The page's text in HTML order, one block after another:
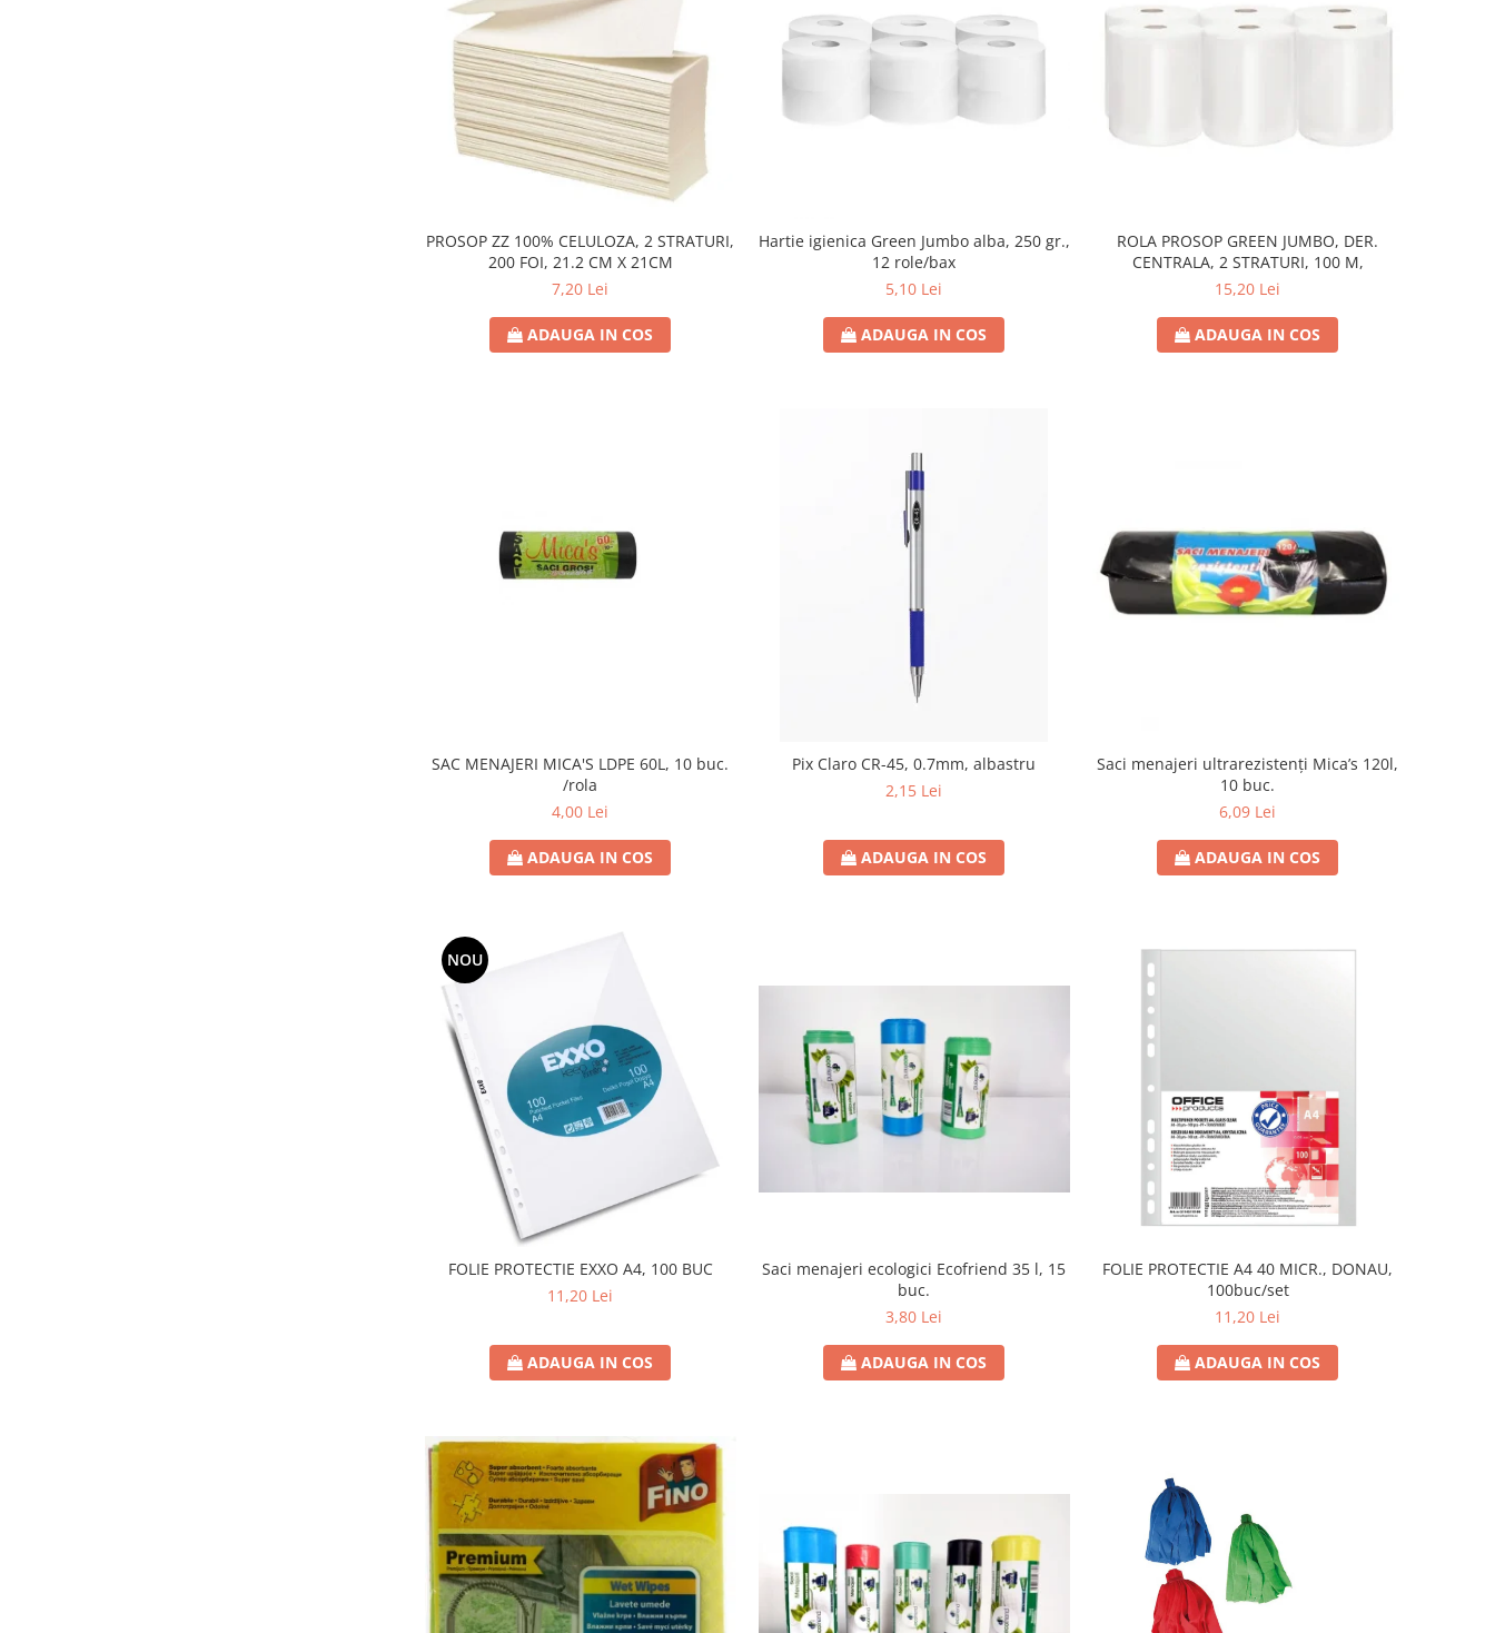
PROSOP ZZ 100% CELULOZA, 2 STRATURI,
200 FOI, 21.2 CM X 21CM
7,20 Lei
ADAUGA IN COS
Hartie igienica Green Jumbo alba, 250 gr.,
12 role/bax
5,10 Lei
ADAUGA IN COS
ROLA PROSOP GREEN JUMBO, DER.
CENTRALA, 2 STRATURI, 100 M,
15,20 Lei
ADAUGA IN COS
SAC MENAJERI MICA'S LDPE 60L, 10 buc.
/rola
4,00 Lei
ADAUGA IN COS
Pix Claro CR-45, 0.7mm, albastru
2,15 Lei
ADAUGA IN COS
Saci menajeri ultrarezistenți Mica’s 120l,
10 buc.
6,09 Lei
ADAUGA IN COS
NOU
FOLIE PROTECTIE EXXO A4, 100 BUC
11,20 Lei
ADAUGA IN COS
Saci menajeri ecologici Ecofriend 35 l, 15
buc.
3,80 Lei
ADAUGA IN COS
FOLIE PROTECTIE A4 40 MICR., DONAU,
100buc/set
11,20 Lei
ADAUGA IN COS